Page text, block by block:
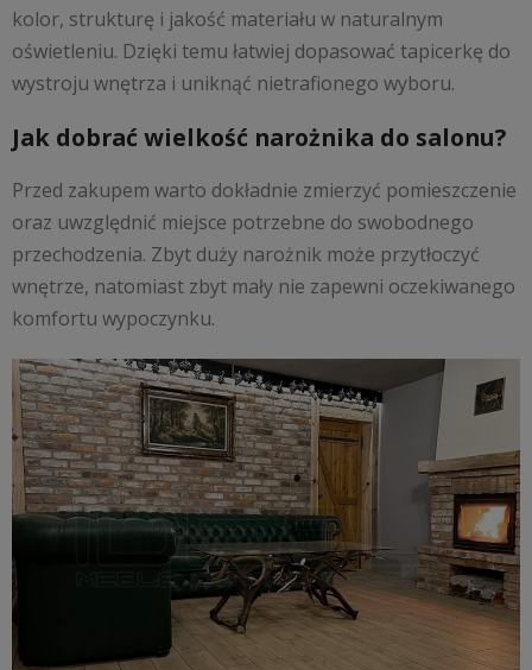
kolor, strukturę i jakość materiału w naturalnym
oświetleniu. Dzięki temu łatwiej dopasować tapicerkę do
wystroju wnętrza i uniknąć nietrafionego wyboru.
Jak dobrać wielkość narożnika do salonu?
Przed zakupem warto dokładnie zmierzyć pomieszczenie
oraz uwzględnić miejsce potrzebne do swobodnego
przechodzenia. Zbyt duży narożnik może przytłoczyć
wnętrze, natomiast zbyt mały nie zapewni oczekiwanego
komfortu wypoczynku.